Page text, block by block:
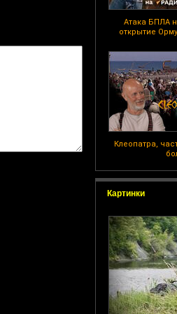
Атака БПЛА
открытие
Клеопатра,
Картинки